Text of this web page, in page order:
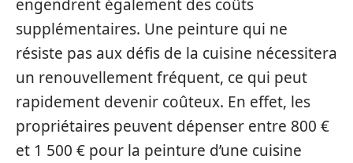
engendrent également des coûts
supplémentaires. Une peinture qui ne
résiste pas aux défis de la cuisine nécessitera
un renouvellement fréquent, ce qui peut
rapidement devenir coûteux. En effet, les
propriétaires peuvent dépenser entre 800 €
et 1 500 € pour la peinture d’une cuisine